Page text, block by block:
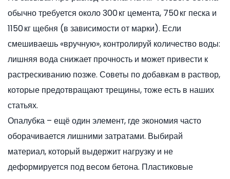
обычно требуется около 300 кг цемента, 750 кг песка и
1150 кг щебня (в зависимости от марки). Если
смешиваешь «вручную», контролируй количество воды:
лишняя вода снижает прочность и может привести к
растрескиванию позже. Советы по добавкам в раствор,
которые предотвращают трещины, тоже есть в наших
статьях.
Опалубка – ещё один элемент, где экономия часто
оборачивается лишними затратами. Выбирай
материал, который выдержит нагрузку и не
деформируется под весом бетона. Пластиковые